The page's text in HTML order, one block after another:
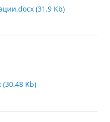
(31.9 Kb)
Kb)